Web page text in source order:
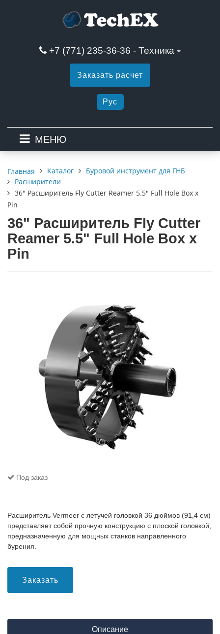
+7 (771) 235-36-36 - Техника
Заказать расчет
Рус
МЕНЮ
Главная Каталог
Буровой инструмент для ГНБ
Расширители
36" Расширитель Fly Cutter Reamer 5.5" Full Hole Box x
Pin
36" Расширитель Fly Cutter
Reamer 5.5" Full Hole Box x
Pin
Под заказ
Расширитель Vermeer с летучей головкой 36 дюймов (91,4 см)
представляет собой прочную конструкцию с плоской головкой,
предназначенную для мощных станков направленного
бурения.
Заказать
Описание